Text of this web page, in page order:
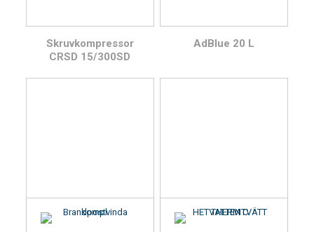
Skruvkompressor
CRSD 15/300SD
AdBlue 20 L